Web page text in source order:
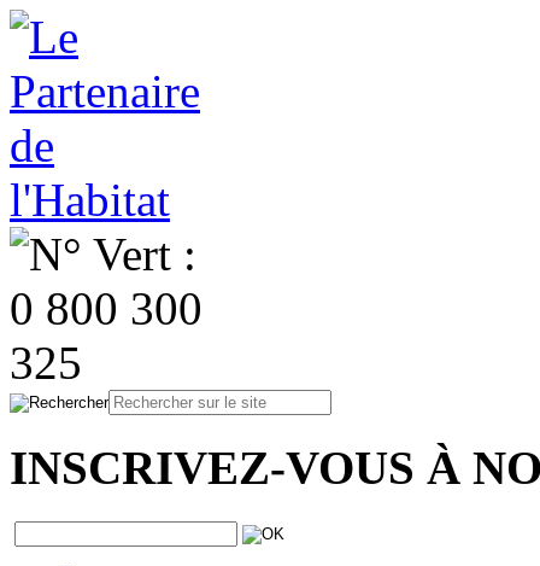
INSCRIVEZ-VOUS À